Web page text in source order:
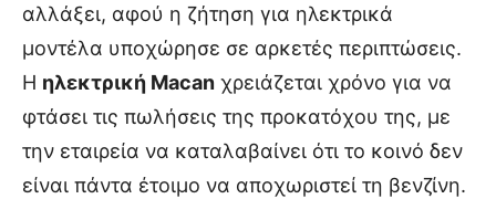
αλλάξει, αφού η ζήτηση για ηλεκτρικά
μοντέλα υποχώρησε σε αρκετές περιπτώσεις.
Η ηλεκτρική Macan χρειάζεται χρόνο για να
φτάσει τις πωλήσεις της προκατόχου της, με
την εταιρεία να καταλαβαίνει ότι το κοινό δεν
είναι πάντα έτοιμο να αποχωριστεί τη βενζίνη.